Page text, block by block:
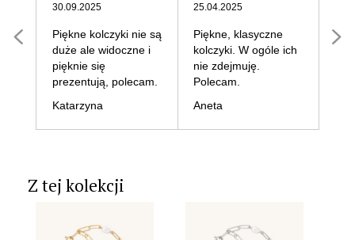
30.09.2025
Piękne kolczyki nie są
duże ale widoczne i
pięknie się
prezentują, polecam.
Katarzyna
25.04.2025
Piękne, klasyczne
kolczyki. W ogóle ich
nie zdejmuję.
Polecam.
Aneta
Z tej kolekcji